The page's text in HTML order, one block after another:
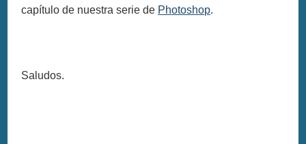
capítulo de nuestra serie de Photoshop.
Saludos.